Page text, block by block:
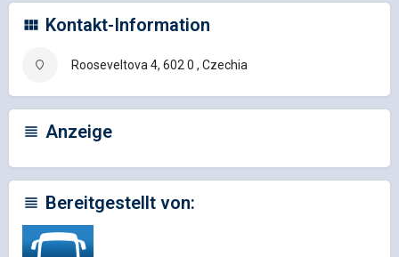
Kontakt-Information
Rooseveltova 4, 602 0 , Czechia
Anzeige
Bereitgestellt von: